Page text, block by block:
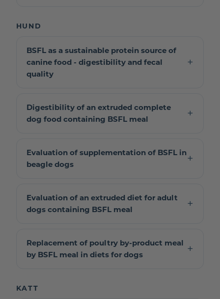
HUND
BSFL as a sustainable protein source of
canine food - digestibility and fecal
quality
Digestibility of an extruded complete
dog food containing BSFL meal
Evaluation of supplementation of BSFL in
beagle dogs
Evaluation of an extruded diet for adult
dogs containing BSFL meal
Replacement of poultry by-product meal
by BSFL meal in diets for dogs
KATT